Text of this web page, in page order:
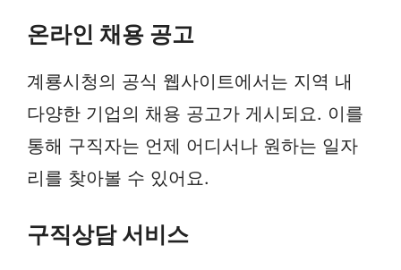
온라인 채용 공고
계룡시청의 공식 웹사이트에서는 지역 내
다양한 기업의 채용 공고가 게시되요. 이를
통해 구직자는 언제 어디서나 원하는 일자
리를 찾아볼 수 있어요.
구직상담 서비스